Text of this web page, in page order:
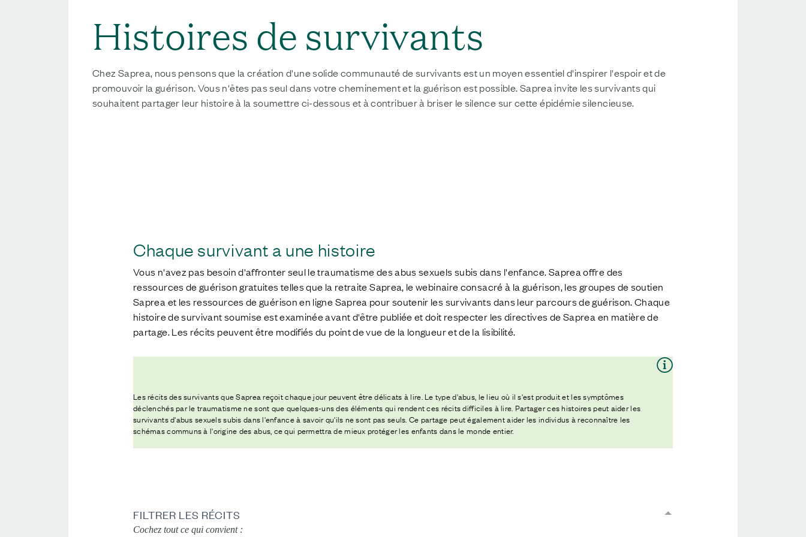
Histoires de survivants
Chez Saprea, nous pensons que la création d'une solide communauté de survivants est un moyen essentiel d'inspirer l'espoir et de
promouvoir la guérison. Vous n'êtes pas seul dans votre cheminement et la guérison est possible. Saprea invite les survivants qui
souhaitent partager leur histoire à la soumettre ci-dessous et à contribuer à briser le silence sur cette épidémie silencieuse.
Chaque survivant a une histoire
Vous n'avez pas besoin d'affronter seul le traumatisme des abus sexuels subis dans l'enfance. Saprea offre des
ressources de guérison gratuites telles que la retraite Saprea, le webinaire consacré à la guérison, les groupes de soutien
Saprea et les ressources de guérison en ligne Saprea pour soutenir les survivants dans leur parcours de guérison. Chaque
histoire de survivant soumise est examinée avant d'être publiée et doit respecter les directives de Saprea en matière de
partage. Les récits peuvent être modifiés du point de vue de la longueur et de la lisibilité.
Les récits des survivants que Saprea reçoit chaque jour peuvent être délicats à lire. Le type d'abus, le lieu où il s'est produit et les symptômes
déclenchés par le traumatisme ne sont que quelques-uns des éléments qui rendent ces récits difficiles à lire. Partager ces histoires peut aider les
survivants d'abus sexuels subis dans l'enfance à savoir qu'ils ne sont pas seuls. Ce partage peut également aider les individus à reconnaître les
schémas communs à l'origine des abus, ce qui permettra de mieux protéger les enfants dans le monde entier.
FILTRER LES RÉCITS
Cochez tout ce qui convient :